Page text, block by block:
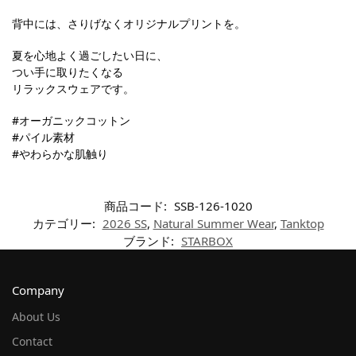
背中には、さりげなくオリジナルプリントを。
夏を心地よく過ごしたい日に、
つい手に取りたくなる
リラックスウェアです。
#オーガニックコットン
#パイル素材
#やわらかな肌触り
商品コード: SSB-126-1020
カテゴリー: 2026 SS, Natural Summer Wear, Tanktop
ブランド: STARBOX
Company
About Us
Contact